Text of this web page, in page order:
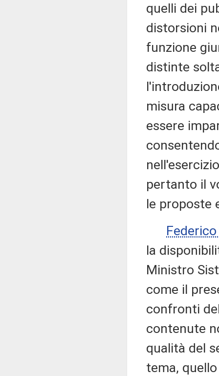
quelli dei
distorsioni
funzione
distinte
misura
essere
pertanto il
le proposte
Federico
la
Ministro
come il
confronti
contenute
qualità del
tema,